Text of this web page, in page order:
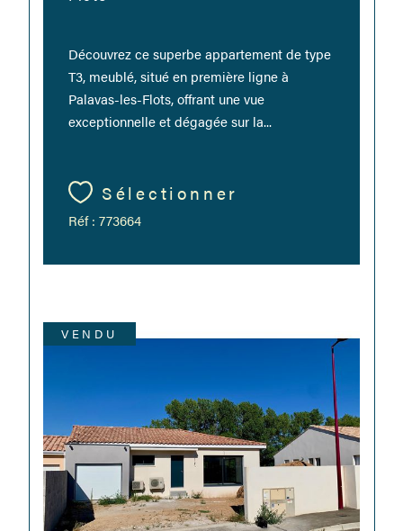
Découvrez ce superbe appartement de type
T3, meublé, situé en première ligne à
Palavas-les-Flots, offrant une vue
exceptionnelle et dégagée sur la...
Sélectionner
Réf : 773664
VENDU